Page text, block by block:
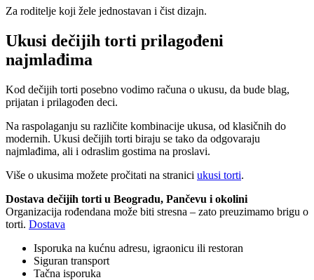
Za roditelje koji žele jednostavan i čist dizajn.
Ukusi dečijih torti prilagođeni
najmlađima
Kod dečijih torti posebno vodimo računa o ukusu, da bude blag,
prijatan i prilagođen deci.
Na raspolaganju su različite kombinacije ukusa, od klasičnih do
modernih. Ukusi dečijih torti biraju se tako da odgovaraju
najmlađima, ali i odraslim gostima na proslavi.
Više o ukusima možete pročitati na stranici ukusi torti.
Dostava dečijih torti u Beogradu, Pančevu i okolini
Organizacija rođendana može biti stresna – zato preuzimamo brigu o
torti. Dostava
Isporuka na kućnu adresu, igraonicu ili restoran
Siguran transport
Tačna isporuka